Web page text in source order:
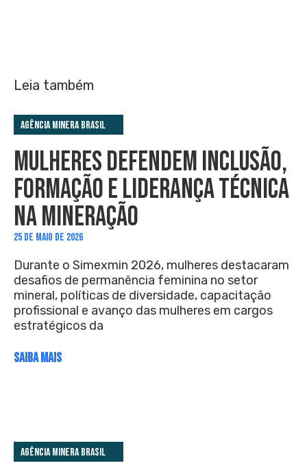
Leia também
Agência Minera Brasil
MULHERES DEFENDEM INCLUSÃO,
FORMAÇÃO E LIDERANÇA TÉCNICA
NA MINERAÇÃO
25 DE MAIO DE 2026
Durante o Simexmin 2026, mulheres destacaram
desafios de permanência feminina no setor
mineral, políticas de diversidade, capacitação
profissional e avanço das mulheres em cargos
estratégicos da
SAIBA MAIS
Agência Minera Brasil